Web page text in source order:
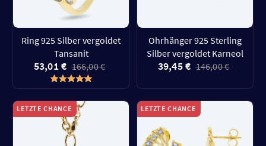
Ring 925 Silber vergoldet
Tansanit
53,01 € 166,00 €
Ohrhänger 925 Sterling
Silber vergoldet Karneol
39,45 € 146,00 €
LETZTE CHANCE LETZTE CHANCE